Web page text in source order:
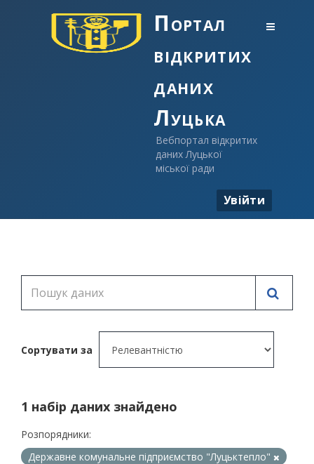
Портал
відкритих
даних
Луцька
Вебпортал відкритих
даних Луцької
міської ради
Увійти
Сортувати за
1 набір даних знайдено
Розпорядники:
Державне комунальне підприємство "Луцьктепло"